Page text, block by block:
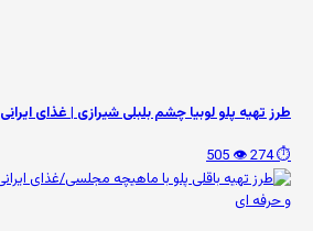
طرز تهیه پلو لوبیا چشم بلبلی شیرازی | غذای ایرانی
⏱️ 274
👁️ 505